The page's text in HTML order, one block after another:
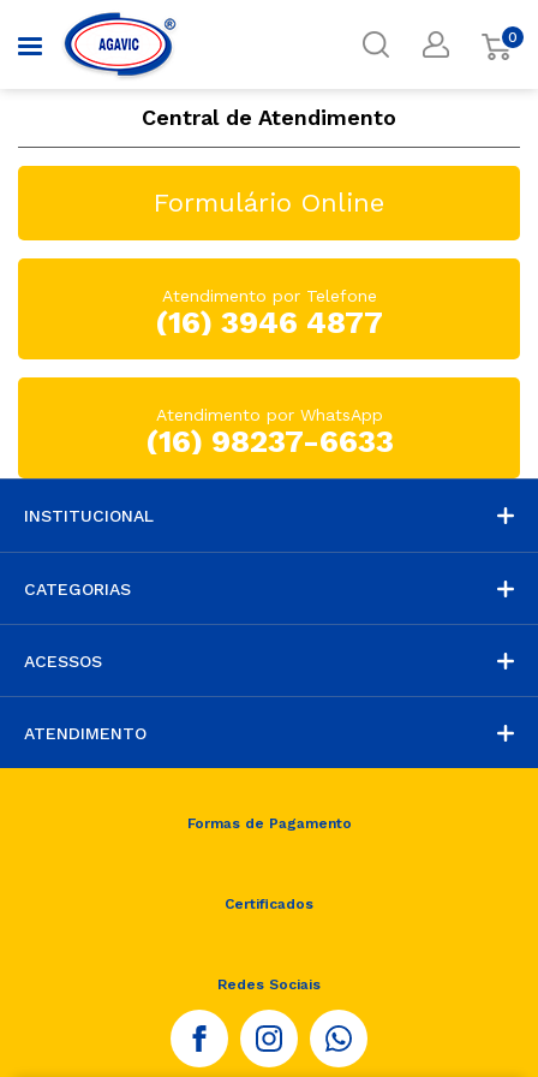
0
Central de Atendimento
Formulário Online
Atendimento por Telefone
(16) 3946 4877
Atendimento por WhatsApp
(16) 98237-6633
INSTITUCIONAL
CATEGORIAS
ACESSOS
ATENDIMENTO
Formas de Pagamento
Certificados
Redes Sociais